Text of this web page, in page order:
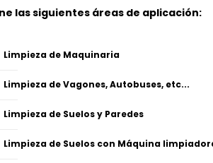
las siguientes áreas de aplicación:
Limpieza de Maquinaria
Limpieza de Vagones, Autobuses, etc...
Limpieza de Suelos y Paredes
Limpieza de Suelos con Máquina